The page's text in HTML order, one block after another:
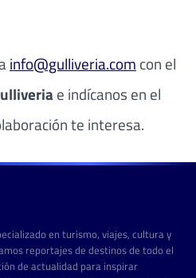
info@gulliveria.com con el
e indícanos en el
te interesa.
en turismo, viajes, cultura y
reportajes de destinos de todo el
de actualidad para inspirar